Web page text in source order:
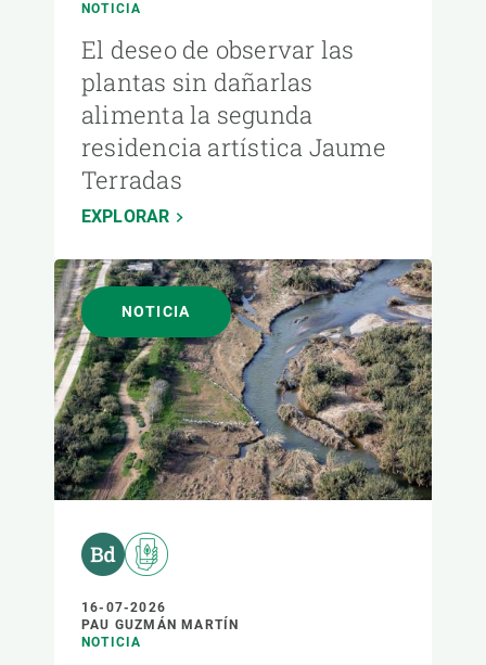
NOTICIA
El deseo de observar las
plantas sin dañarlas
alimenta la segunda
residencia artística Jaume
Terradas
EXPLORAR
NOTICIA
16-07-2026
PAU GUZMÁN MARTÍN
NOTICIA